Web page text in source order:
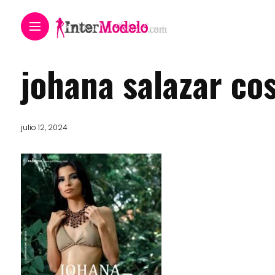
johana salazar
julio 12, 2024